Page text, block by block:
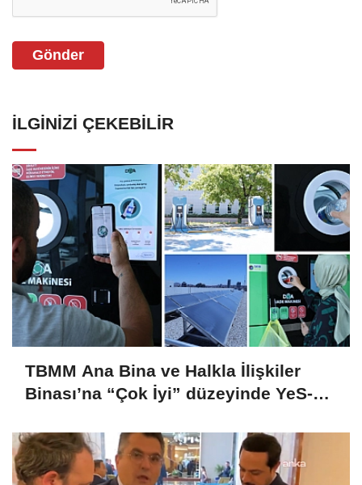
Gönder
İLGINIZI ÇEKEBILIR
TBMM Ana Bina ve Halkla İlişkiler
Binası’na “Çok İyi” düzeyinde YeS-TR